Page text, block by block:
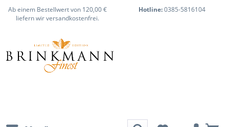
Ab einem Bestellwert von 120,00 €
liefern wir versandkostenfrei.
Hotline:0385-5816104